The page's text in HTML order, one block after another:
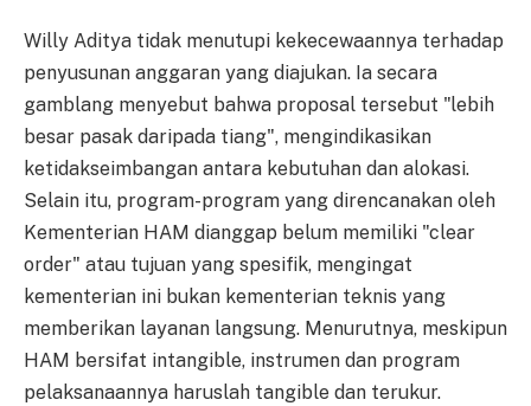
Willy Aditya tidak menutupi kekecewaannya terhadap
penyusunan anggaran yang diajukan. Ia secara
gamblang menyebut bahwa proposal tersebut "lebih
besar pasak daripada tiang", mengindikasikan
ketidakseimbangan antara kebutuhan dan alokasi.
Selain itu, program-program yang direncanakan oleh
Kementerian HAM dianggap belum memiliki "clear
order" atau tujuan yang spesifik, mengingat
kementerian ini bukan kementerian teknis yang
memberikan layanan langsung. Menurutnya, meskipun
HAM bersifat intangible, instrumen dan program
pelaksanaannya haruslah tangible dan terukur.